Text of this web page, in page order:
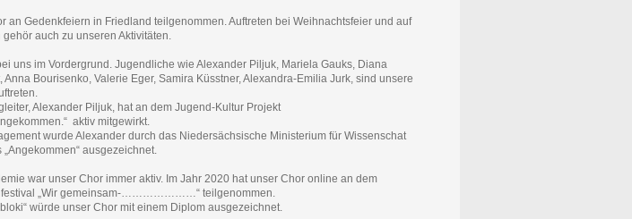
an Gedenkfeiern in Friedland teilgenommen. Auftreten bei Weihnachtsfeier und auf
auch zu unseren Aktivitäten.
uns im Vordergrund. Jugendliche wie Alexander Piljuk, Mariela Gauks, Diana
Anna Bourisenko, Valerie Eger, Samira Küsstner, Alexandra-Emilia Jurk, sind unsere
Alexander Piljuk, hat an dem Jugend-Kultur Projekt
aktiv mitgewirkt.
wurde Alexander durch das Niedersächsische Ministerium für Wissenschat
ausgezeichnet.
war unser Chor immer aktiv. Im Jahr 2020 hat unser Chor online an dem
„Wir gemeinsam-…………………“ teilgenommen.
würde unser Chor mit einem Diplom ausgezeichnet.